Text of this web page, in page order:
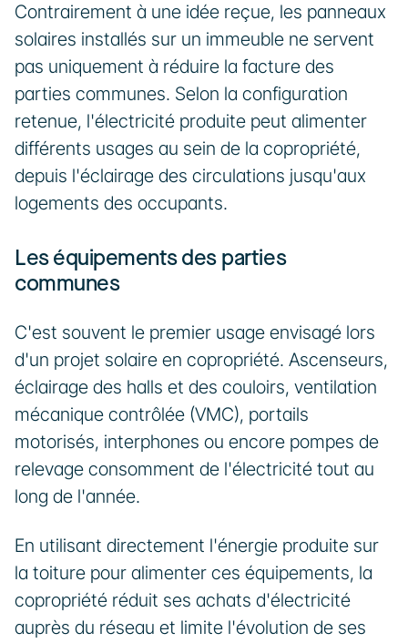
Contrairement à une idée reçue, les panneaux
solaires installés sur un immeuble ne servent
pas uniquement à réduire la facture des
parties communes. Selon la configuration
retenue, l'électricité produite peut alimenter
différents usages au sein de la copropriété,
depuis l'éclairage des circulations jusqu'aux
logements des occupants.
Les équipements des parties
communes
C'est souvent le premier usage envisagé lors
d'un projet solaire en copropriété. Ascenseurs,
éclairage des halls et des couloirs, ventilation
mécanique contrôlée (VMC), portails
motorisés, interphones ou encore pompes de
relevage consomment de l'électricité tout au
long de l'année.
En utilisant directement l'énergie produite sur
la toiture pour alimenter ces équipements, la
copropriété réduit ses achats d'électricité
auprès du réseau et limite l'évolution de ses